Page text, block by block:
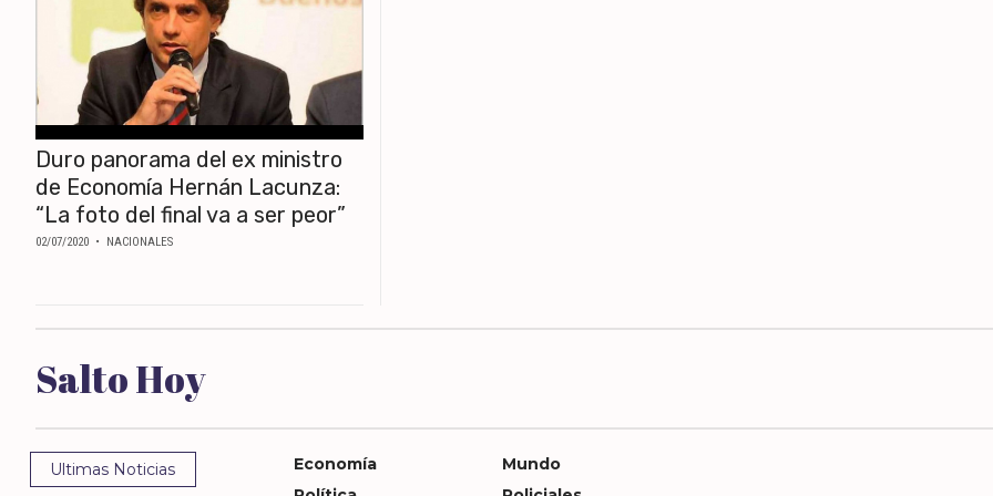
POLÍTICA
POLICIALES
DEPORTES
ESPECTÁCULOS
NACIONALES
REGIONALES
Duro panorama del ex ministro
de Economía Hernán Lacunza:
“La foto del final va a ser peor”
02/07/2020• NACIONALES
Salto Hoy
Ultimas Noticias Economía
Mundo